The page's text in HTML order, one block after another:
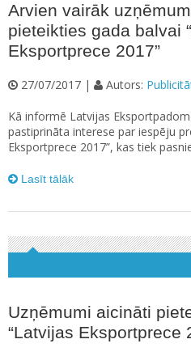
Arvien vairāk
pieteikties gada balvai
Eksportprece 2017”
27/07/2017 | Autors:
Kā informē Latvijas
pastiprināta interese par iespēju
Eksportprece 2017”, kas tiek
Lasīt tālāk
Uzņēmumi aicināti
“Latvijas Eksportprece